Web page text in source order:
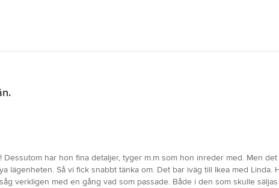
har hon fina detaljer, tyger m.m som hon inreder med. Men
lägenheten. Så vi fick snabbt tänka om. Det bar iväg till Ikea med Linda.
verkligen med en gång vad som passade. Både i den som skulle